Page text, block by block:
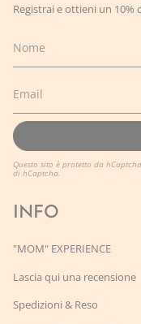
Registrai e ottieni un
Questo sito è protetto da
di hCaptcha.
INFO
"MOM" EXPERIENCE
Lascia qui una recensione
Spedizioni & Reso